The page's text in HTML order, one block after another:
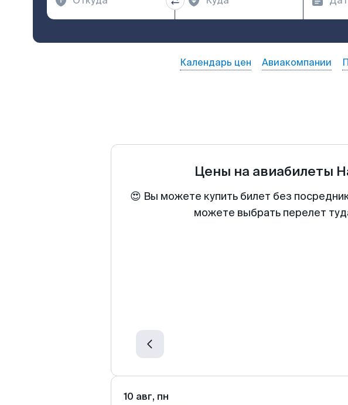
Календарь цен Авиакомпании
Цены на авиабилеты
😍 Вы можете купить билет без
можете выбрать перелет
10 авг, пн